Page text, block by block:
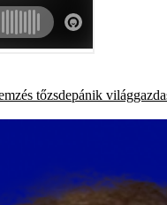
tőzsdepánik